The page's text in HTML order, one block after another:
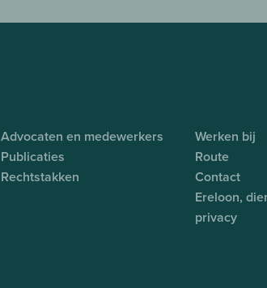
Advocaten en medewerkers
Publicaties
Rechtstakken
Werken bij
Route
Contact
Ereloon,
privacy